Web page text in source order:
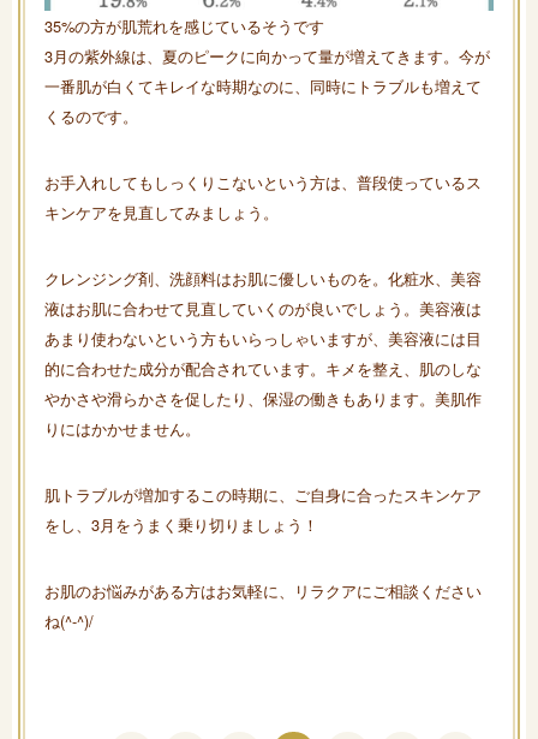
35%の方が肌荒れを感じているそうです
3月の紫外線は、夏のピークに向かって量が増えてきます。今が
一番肌が白くてキレイな時期なのに、同時にトラブルも増えて
くるのです。
お手入れしてもしっくりこないという方は、普段使っているス
キンケアを見直してみましょう。
クレンジング剤、洗顔料はお肌に優しいものを。化粧水、美容
液はお肌に合わせて見直していくのが良いでしょう。美容液は
あまり使わないという方もいらっしゃいますが、美容液には目
的に合わせた成分が配合されています。キメを整え、肌のしな
やかさや滑らかさを促したり、保湿の働きもあります。美肌作
りにはかかせません。
肌トラブルが増加するこの時期に、ご自身に合ったスキンケア
をし、3月をうまく乗り切りましょう！
お肌のお悩みがある方はお気軽に、リラクアにご相談ください
ね(^-^)/